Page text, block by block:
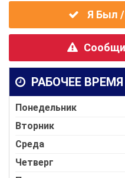
Я Был
РАБОЧЕЕ ВРЕМЯ
Понедельник
Вторник
Среда
Четверг